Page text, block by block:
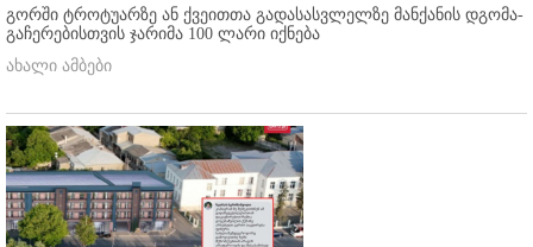
გორში ტროტუარზე ან ქვეითთა გადასასვლელზე მანქანის დგომა-
გაჩერებისთვის ჯარიმა 100 ლარი იქნება
ახალი ამბები